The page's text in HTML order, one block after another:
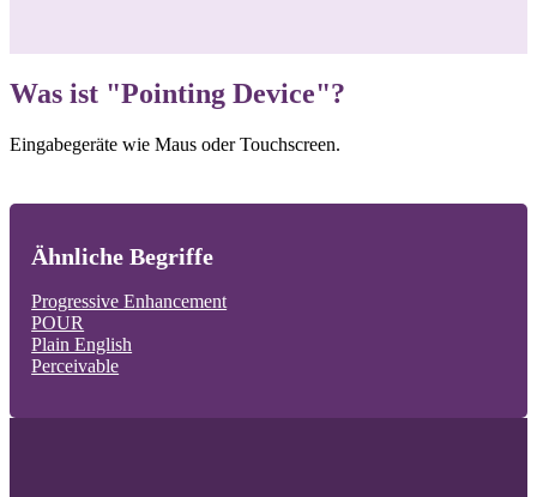
Was ist "Pointing Device"?
Eingabegeräte wie Maus oder Touchscreen.
Ähnliche Begriffe
Progressive Enhancement
POUR
Plain English
Perceivable